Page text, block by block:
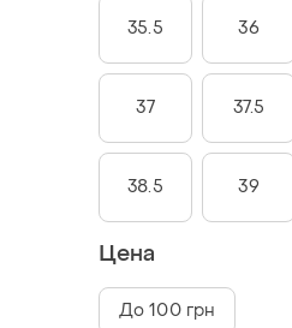
35.5 36
37 37.5
38.5 39
Цена
До 100 грн